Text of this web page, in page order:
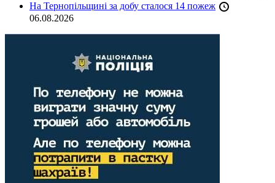
На Тернопільщині за добу сталося 14 пожеж
06.08.2026